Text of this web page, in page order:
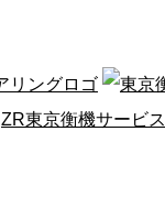
ZR東京衡機サービス